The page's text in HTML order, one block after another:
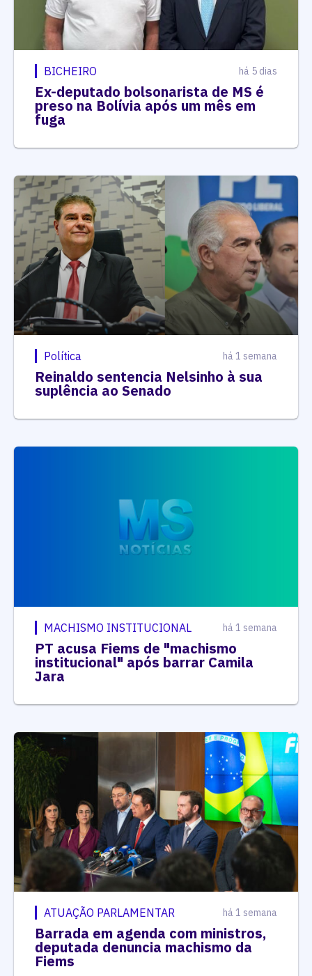
BICHEIRO há 5 dias
Ex-deputado bolsonarista de MS é
preso na Bolívia após um mês em
fuga
Política há 1 semana
Reinaldo sentencia Nelsinho à sua
suplência ao Senado
MACHISMO INSTITUCIONAL há 1 semana
PT acusa Fiems de "machismo
institucional" após barrar Camila
Jara
ATUAÇÃO PARLAMENTAR há 1 semana
Barrada em agenda com ministros,
deputada denuncia machismo da
Fiems